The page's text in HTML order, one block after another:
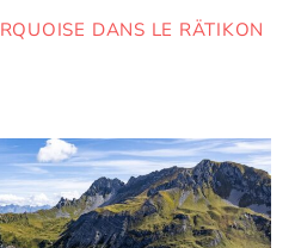
DANS LE RÄTIKON